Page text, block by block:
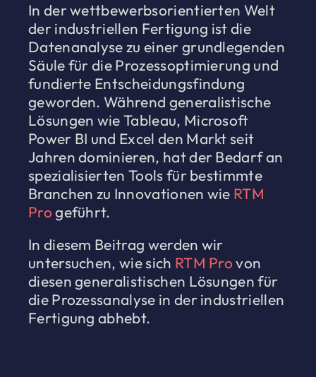
In der wettbewerbsorientierten Welt
der industriellen Fertigung ist die
Datenanalyse zu einer grundlegenden
Säule für die Prozessoptimierung und
fundierte Entscheidungsfindung
geworden. Während generalistische
Lösungen wie Tableau, Microsoft
Power BI und Excel den Markt seit
Jahren dominieren, hat der Bedarf an
spezialisierten Tools für bestimmte
Branchen zu Innovationen wie RTM
Progeführt.
In diesem Beitrag werden wir
untersuchen, wie sich RTM Provon
diesen generalistischen Lösungen für
die Prozessanalyse in der industriellen
Fertigung abhebt.